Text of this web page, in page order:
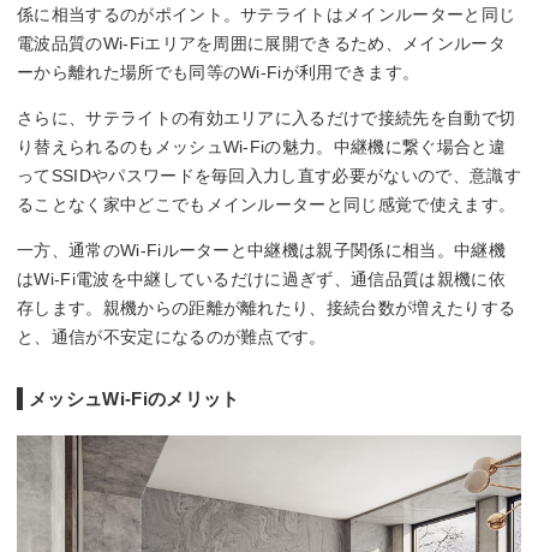
係に相当するのがポイント。サテライトはメインルーターと同じ
電波品質のWi-Fiエリアを周囲に展開できるため、メインルータ
ーから離れた場所でも同等のWi-Fiが利用できます。
さらに、サテライトの有効エリアに入るだけで接続先を自動で切
り替えられるのもメッシュWi-Fiの魅力。中継機に繋ぐ場合と違
ってSSIDやパスワードを毎回入力し直す必要がないので、意識す
ることなく家中どこでもメインルーターと同じ感覚で使えます。
一方、通常のWi-Fiルーターと中継機は親子関係に相当。中継機
はWi-Fi電波を中継しているだけに過ぎず、通信品質は親機に依
存します。親機からの距離が離れたり、接続台数が増えたりする
と、通信が不安定になるのが難点です。
メッシュWi-Fiのメリット